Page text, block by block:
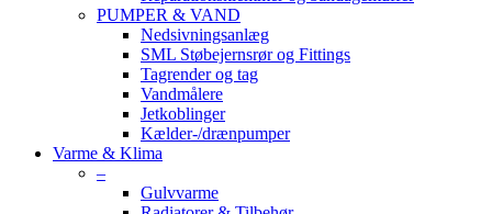
PUMPER & VAND
Nedsivningsanlæg
SML Støbejernsrør og Fittings
Tagrender og tag
Vandmålere
Jetkoblinger
Kælder-/drænpumper
Varme & Klima
–
Gulvvarme